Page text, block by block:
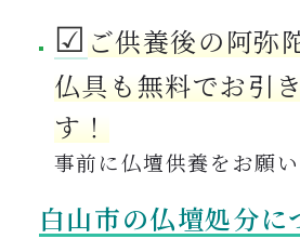
☑︎ご供養後の阿弥
仏具も無料でお引
す！
事前に仏壇供養をお願い
白山市の仏壇処分に